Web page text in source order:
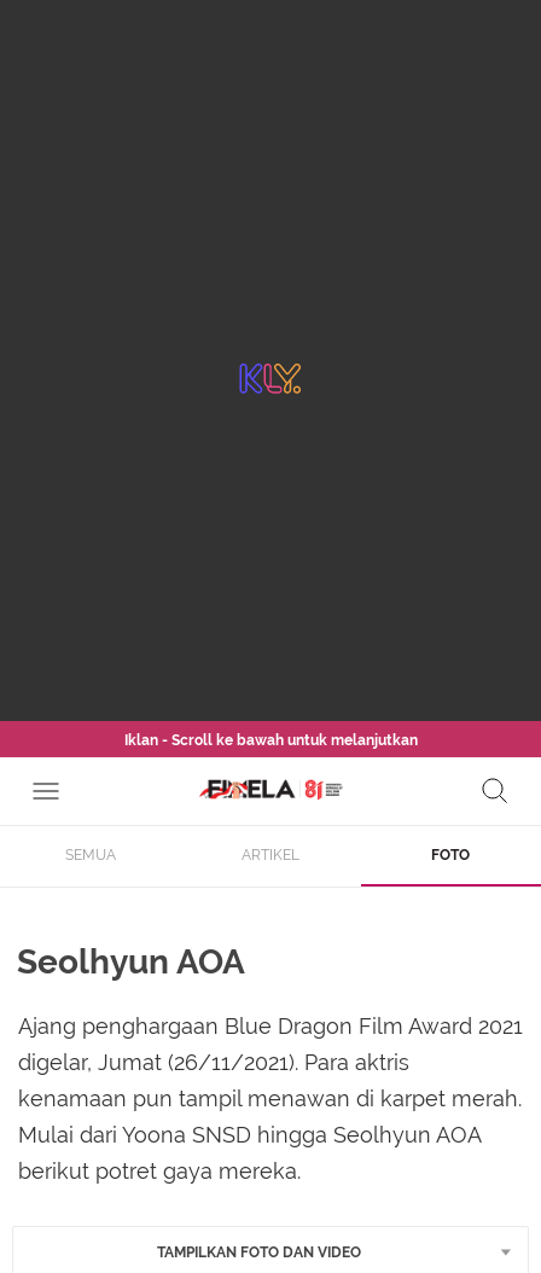
Iklan - Scroll ke bawah untuk melanjutkan
SEMUA ARTIKEL FOTO
Seolhyun AOA
Ajang penghargaan Blue Dragon Film Award 2021
digelar, Jumat (26/11/2021). Para aktris
kenamaan pun tampil menawan di karpet merah.
Mulai dari Yoona SNSD hingga Seolhyun AOA
berikut potret gaya mereka.
TAMPILKAN FOTO DAN VIDEO